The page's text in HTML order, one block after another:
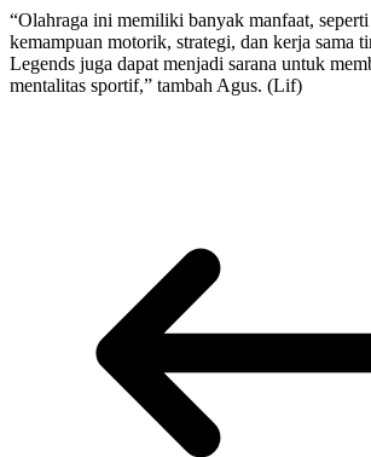
“Olahraga ini memiliki banyak manfaat,
kemampuan motorik, strategi, dan kerja sama
Legends juga dapat menjadi sarana untuk
mentalitas sportif,” tambah Agus. (Lif)